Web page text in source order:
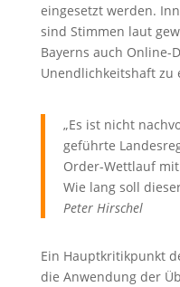
eingesetzt werden.
sind Stimmen laut
Bayerns auch Online-
Unendlichkeitshaft zu
„Es ist nicht
geführte
Order-Wettlauf
Wie lang soll
Peter Hirschel
Ein Hauptkritikpunkt
die Anwendung der